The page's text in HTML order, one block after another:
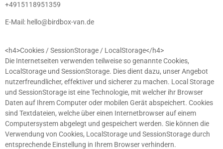
+4915118951359
E-Mail: hello@birdbox-van.de
<h4>Cookies / SessionStorage / LocalStorage</h4>
Die Internetseiten verwenden teilweise so genannte Cookies,
LocalStorage und SessionStorage. Dies dient dazu, unser Angebot
nutzerfreundlicher, effektiver und sicherer zu machen. Local Storage
und SessionStorage ist eine Technologie, mit welcher ihr Browser
Daten auf Ihrem Computer oder mobilen Gerät abspeichert. Cookies
sind Textdateien, welche über einen Internetbrowser auf einem
Computersystem abgelegt und gespeichert werden. Sie können die
Verwendung von Cookies, LocalStorage und SessionStorage durch
entsprechende Einstellung in Ihrem Browser verhindern.